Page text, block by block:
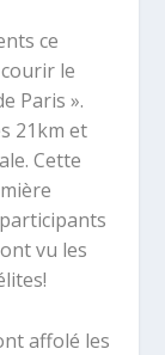
ce
le
Paris ».
21km et
Cette
vu les
affolé les